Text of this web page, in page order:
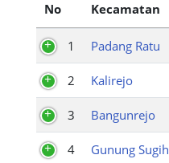
No
Kecamatan
1 Padang Ratu
2 Kalirejo
3 Bangunrejo
4 Gunung Sugih